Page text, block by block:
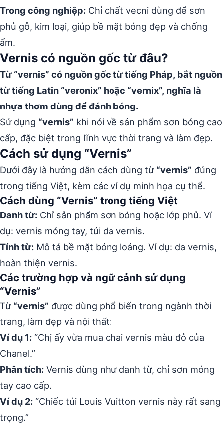
Trong công nghiệp: Chỉ chất vecni dùng để sơn
phủ gỗ, kim loại, giúp bề mặt bóng đẹp và chống
ẩm.
Vernis có nguồn gốc từ đâu?
Từ “vernis” có nguồn gốc từ tiếng Pháp, bắt nguồn
từ tiếng Latin “veronix” hoặc “vernix”, nghĩa là
nhựa thơm dùng để đánh bóng.
Sử dụng “vernis” khi nói về sản phẩm sơn bóng cao
cấp, đặc biệt trong lĩnh vực thời trang và làm đẹp.
Cách sử dụng “Vernis”
Dưới đây là hướng dẫn cách dùng từ “vernis” đúng
trong tiếng Việt, kèm các ví dụ minh họa cụ thể.
Cách dùng “Vernis” trong tiếng Việt
Danh từ: Chỉ sản phẩm sơn bóng hoặc lớp phủ. Ví
dụ: vernis móng tay, túi da vernis.
Tính từ: Mô tả bề mặt bóng loáng. Ví dụ: da vernis,
hoàn thiện vernis.
Các trường hợp và ngữ cảnh sử dụng
“Vernis”
Từ “vernis” được dùng phổ biến trong ngành thời
trang, làm đẹp và nội thất:
Ví dụ 1: “Chị ấy vừa mua chai vernis màu đỏ của
Chanel.”
Phân tích: Vernis dùng như danh từ, chỉ sơn móng
tay cao cấp.
Ví dụ 2: “Chiếc túi Louis Vuitton vernis này rất sang
trọng.”